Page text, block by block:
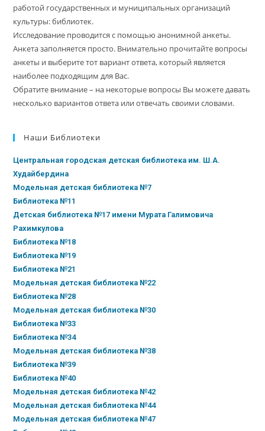
работой государственных и муниципальных организаций
культуры: библиотек.
Исследование проводится с помощью анонимной анкеты.
Анкета заполняется просто. Внимательно прочитайте вопросы
анкеты и выберите тот вариант ответа, который является
наиболее подходящим для Вас.
Обратите внимание – на некоторые вопросы Вы можете давать
несколько вариантов ответа или отвечать своими словами.
Наши Библиотеки
Центральная городская детская библиотека им. Ш.А.
Худайбердина
Модельная детская библиотека №7
Библиотека №11
Детская библиотека №17 имени Мурата Галимовича
Рахимкулова
Библиотека №18
Библиотека №19
Библиотека №21
Модельная детская библиотека №22
Библиотека №28
Модельная детская библиотека №30
Библиотека №33
Библиотека №34
Модельная детская библиотека №38
Библиотека №39
Библиотека №40
Модельная детская библиотека №42
Модельная детская библиотека №44
Модельная детская библиотека №47